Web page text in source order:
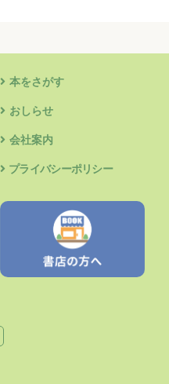
本をさがす
おしらせ
会社案内
プライバシーポリシー